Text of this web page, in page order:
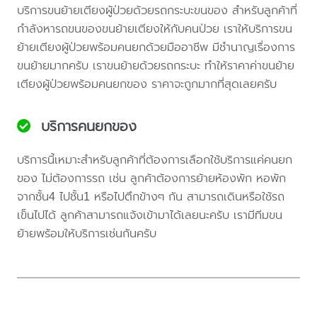
บริการขนย้ายเตียงผู้ป่วยด้วยรถกระบะขนของ สำหรับลูกค้าที่
กำลังหารถขนของขนย้ายเตียงให้กับคนป่วย เราให้บริการขน
ย้ายเตียงผู้ป่วยพร้อมคนยกด้วยมืออาชีพ มีชำนาญเรื่องการ
ขนย้ายมากครับ เราขนย้ายด้วยรถกระบะ ทำให้ราคาค่าขนย้าย
เตียงผู้ป่วยพร้อมคนยกของ ราคาจะถูกมากที่สุดเลยครับ
บริการคนยกของ
บริการนี้เหมาะสำหรับลูกค้าที่ต้องการเลือกใช้บริการแค่คนยก
ของ ไม่ต้องการรถ เช่น ลูกค้าต้องการย้ายห้องพัก หอพัก
จากชั้น4 ไปชั้น1 หรือไปตึกข้างๆ กัน สามารถเดินหรือใช้รถ
เข็นไปได้ ลูกค้าสามารถแจ้งเข้ามาได้เลยนะครับ เรามีทีมขน
ย้ายพร้อมให้บริการเช่นกันครับ